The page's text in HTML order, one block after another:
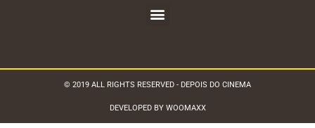
© 2019 ALL RIGHTS RESERVED - DEPOIS DO CINEMA
DEVELOPED BY WOOMAXX